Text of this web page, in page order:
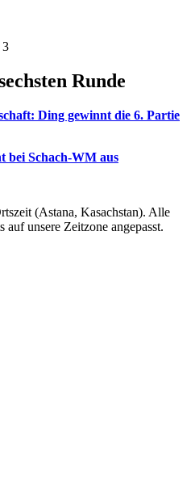
3
Runde
Ding gewinnt die 6. Partie
bei Schach-WM aus
(Astana, Kasachstan). Alle
unsere Zeitzone angepasst.